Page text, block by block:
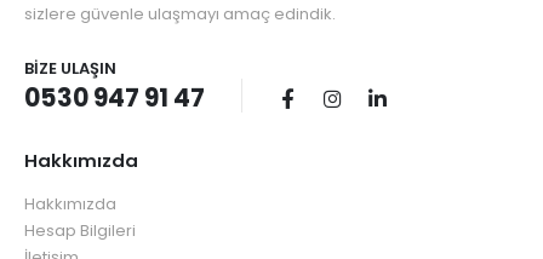
sizlere güvenle ulaşmayı amaç edindik.
BIZE ULAŞIN
0530 947 91 47
Hakkımızda
Hakkımızda
Hesap Bilgileri